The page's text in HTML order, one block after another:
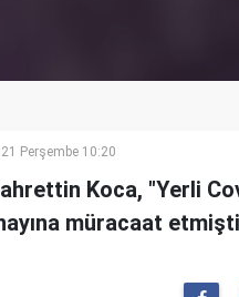
Perşembe 10:20
Koca, "Yerli
müracaat